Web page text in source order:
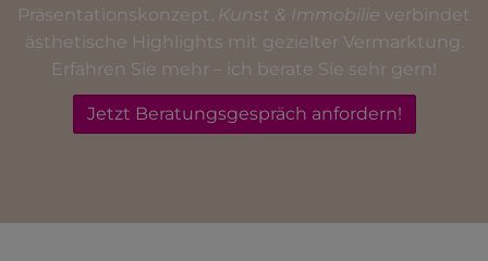
Präsentationskonzept. Kunst & Immobilie verbindet
ästhetische Highlights mit gezielter Vermarktung.
Erfahren Sie mehr – ich berate Sie sehr gern!
Jetzt Beratungsgespräch anfordern!